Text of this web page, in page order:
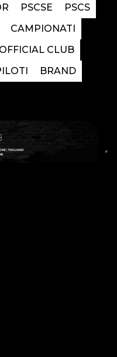
PSCSE
PSCS
CAMPIONATI
OFFICIAL CLUB
BRAND